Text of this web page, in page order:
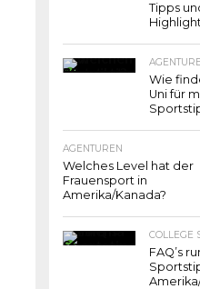
Tipps
Wie
Uni für
AGENTUREN
Welches Level hat der
Frauensport in
Amerika/Kanada?
COLLEGE
FAQ’s